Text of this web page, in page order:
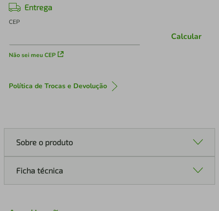
Entrega
CEP
Não sei meu CEP
Calcular
Política de Trocas e Devolução
Sobre o produto
Ficha técnica